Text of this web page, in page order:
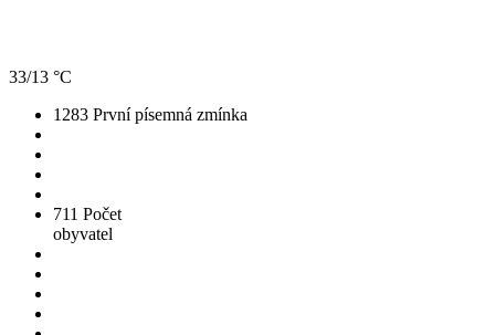
33/13 °C
1283 První písemná zmínka
711 Počet
obyvatel